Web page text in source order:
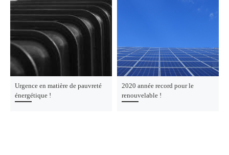
Urgence en matière de pauvreté
énergétique !
2020 année record pour le
renouvelable !